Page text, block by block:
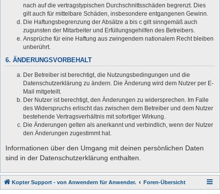
nach auf die vertragstypischen Durchschnittsschäden begrenzt. Dies
gilt auch für mittelbare Schäden, insbesondere entgangenen Gewinn.
Die Haftungsbegrenzung der Absätze a bis c gilt sinngemäß auch
zugunsten der Mitarbeiter und Erfüllungsgehilfen des Betreibers.
Ansprüche für eine Haftung aus zwingendem nationalem Recht bleiben
unberührt.
6. ÄNDERUNGSVORBEHALT
Der Betreiber ist berechtigt, die Nutzungsbedingungen und die
Datenschutzerklärung zu ändern. Die Änderung wird dem Nutzer per E-
Mail mitgeteilt.
Der Nutzer ist berechtigt, den Änderungen zu widersprechen. Im Falle
des Widerspruchs erlischt das zwischen dem Betreiber und dem Nutzer
bestehende Vertragsverhältnis mit sofortiger Wirkung.
Die Änderungen gelten als anerkannt und verbindlich, wenn der Nutzer
den Änderungen zugestimmt hat.
Informationen über den Umgang mit deinen persönlichen Daten
sind in der Datenschutzerklärung enthalten.
Kopter Support - von Anwendern für Anwender. Foren-Übersicht